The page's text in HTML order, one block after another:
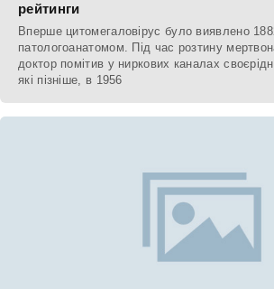
рейтинги
Вперше цитомегаловірус було виявлено
патологоанатомом. Під час розтину
доктор помітив у ниркових каналах своєрідні
які пізніше, в 1956